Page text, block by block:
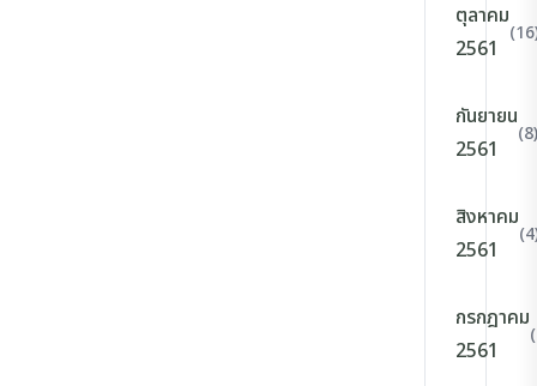
ตุลาคม
2561
กันยายน
2561
(8)
สิงหาคม
2561
กรกฎาคม
2561